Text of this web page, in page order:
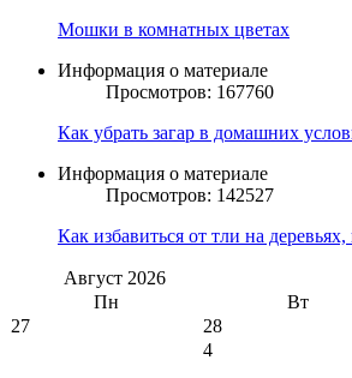
Мошки в комнатных цветах
Информация о материале
Просмотров: 167760
Как убрать загар в домашних
Информация о материале
Просмотров: 142527
Как избавиться от тли на
Август 2026
Пн
Вт
27
28
4